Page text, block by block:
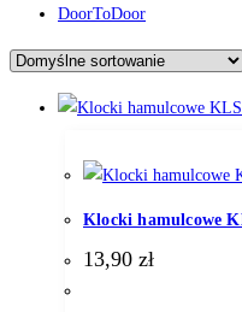
DoorToDoor
Klocki hamulcowe
13,90 zł